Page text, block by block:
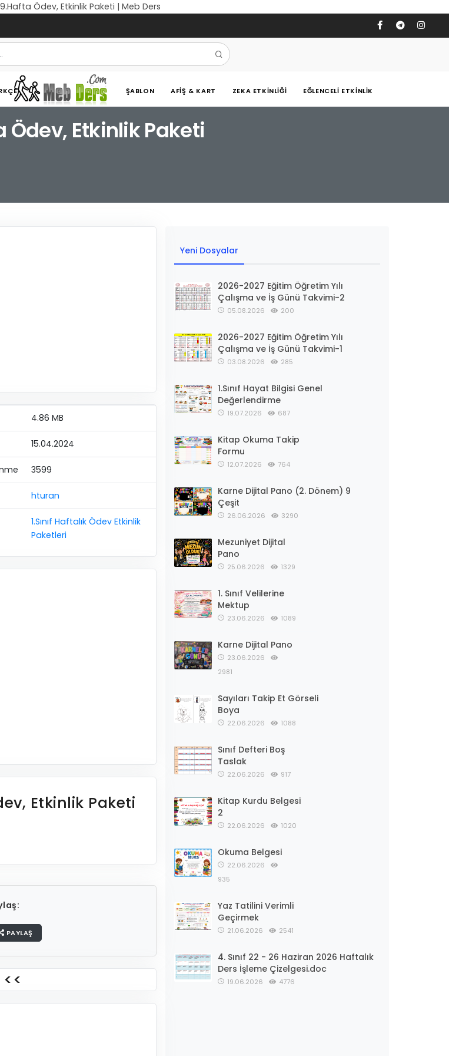
Ödev, Etkinlik Paketi | Meb Ders
ŞABLON AFIŞ & KART ZEKA ETKINLIĞI EĞLENCELI ETKINLIK
Ödev, Etkinlik Paketi
4.86 MB
15.04.2024
3599
hturan
1.Sınıf Haftalık Ödev Etkinlik
Paketleri
Etkinlik Paketi
PAYLAŞ
<<
Yeni Dosyalar
2026-2027 Eğitim Öğretim Yılı
Çalışma ve İş Günü Takvimi-2
05.08.2026 200
2026-2027 Eğitim Öğretim Yılı
Çalışma ve İş Günü Takvimi-1
03.08.2026 285
1.Sınıf Hayat Bilgisi Genel
Değerlendirme
19.07.2026 687
Kitap Okuma Takip
Formu
12.07.2026 764
Karne Dijital Pano (2. Dönem) 9
Çeşit
26.06.2026 3290
Mezuniyet Dijital
Pano
25.06.2026 1329
1. Sınıf Velilerine
Mektup
23.06.2026 1089
Karne Dijital Pano
23.06.2026
2981
Sayıları Takip Et Görseli
Boya
22.06.2026 1088
Sınıf Defteri Boş
Taslak
22.06.2026 917
Kitap Kurdu Belgesi
2
22.06.2026 1020
Okuma Belgesi
22.06.2026
935
Yaz Tatilini Verimli
Geçirmek
21.06.2026 2541
4. Sınıf 22 - 26 Haziran 2026 Haftalık
Ders İşleme Çizelgesi.doc
19.06.2026 4776